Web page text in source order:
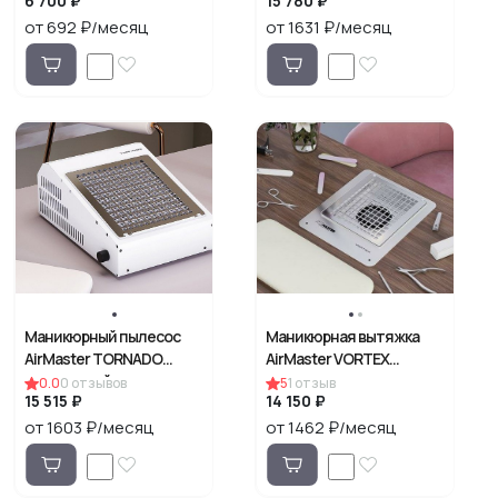
от 692 ₽/месяц от 1631 ₽/месяц
Маникюрный пылесос
AirMaster TORNADO
настольный
0.00 отзывов
15 515 ₽
от 1603 ₽/месяц
Маникюрная вытяжка
AirMaster VORTEX
встраиваемая
51 отзыв
14 150 ₽
от 1462 ₽/месяц